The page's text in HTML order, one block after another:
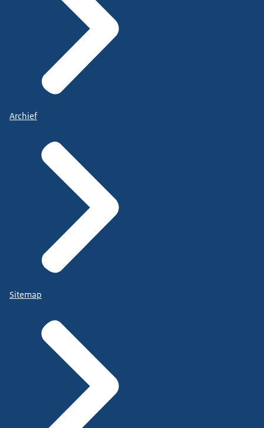
Archief
Sitemap